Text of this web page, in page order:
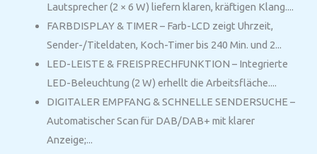
Lautsprecher (2 × 6 W) liefern klaren, kräftigen Klang....
FARBDISPLAY & TIMER – Farb-LCD zeigt Uhrzeit,
Sender-/Titeldaten, Koch-Timer bis 240 Min. und 2...
LED-LEISTE & FREISPRECHFUNKTION – Integrierte
LED-Beleuchtung (2 W) erhellt die Arbeitsfläche....
DIGITALER EMPFANG & SCHNELLE SENDERSUCHE –
Automatischer Scan für DAB/DAB+ mit klarer
Anzeige;...